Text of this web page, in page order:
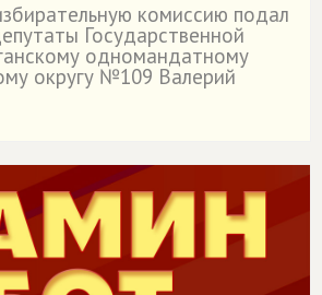
комиссию подал
Государственной
одномандатному
округу №109 Валерий